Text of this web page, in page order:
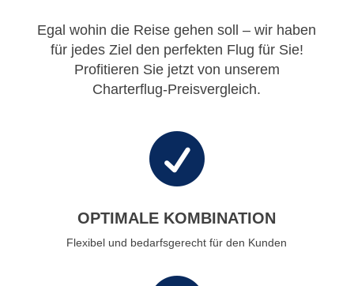
Egal wohin die Reise gehen soll – wir haben
für jedes Ziel den perfekten Flug für Sie!
Profitieren Sie jetzt von unserem
Charterflug-Preisvergleich.

OPTIMALE KOMBINATION
Flexibel und bedarfsgerecht für den Kunden